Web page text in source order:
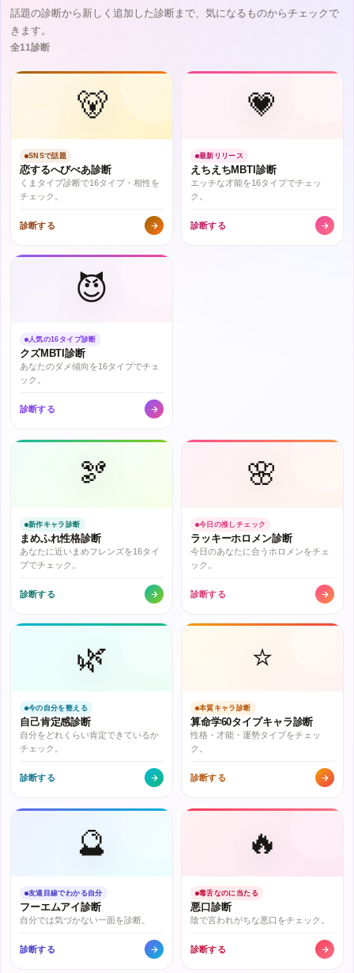
話題の診断から新しく追加した診断まで、気になるものからチェックで
きます。
全11診断
🐻
SNSで話題
恋するへびべあ診断
くまタイプ診断で16タイプ・相性を
チェック。
診断する
💗
最新リリース
えちえちMBTI診断
エッチな才能を16タイプでチェッ
ク。
診断する
😈
人気の16タイプ診断
クズMBTI診断
あなたのダメ傾向を16タイプでチェ
ック。
診断する
🫘
新作キャラ診断
まめふれ性格診断
あなたに近いまめフレンズを16タイ
プでチェック。
診断する
🌸
今日の推しチェック
ラッキーホロメン診断
今日のあなたに合うホロメンをチェ
ック。
診断する
🌿
今の自分を整える
自己肯定感診断
自分をどれくらい肯定できているか
チェック。
診断する
⭐
本質キャラ診断
算命学60タイプキャラ診断
性格・才能・運勢タイプをチェッ
ク。
診断する
🔮
友達目線でわかる自分
フーエムアイ診断
自分では気づかない一面を診断。
診断する
🔥
毒舌なのに当たる
悪口診断
陰で言われがちな悪口をチェック。
診断する